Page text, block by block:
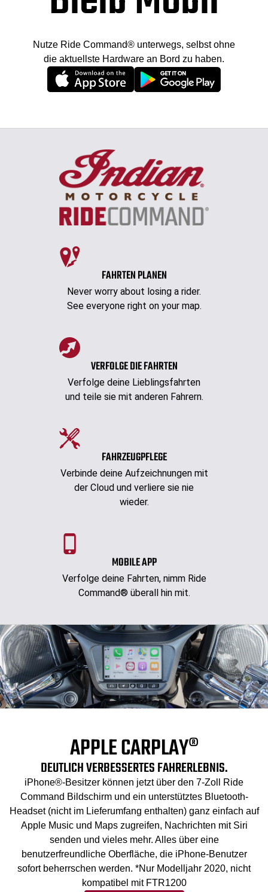
Nutze Ride Command® unterwegs, selbst ohne
die aktuellste Hardware an Bord zu haben.
FAHRTEN PLANEN
Never worry about losing a rider.
See everyone right on your map.
VERFOLGE DIE FAHRTEN
Verfolge deine Lieblingsfahrten
und teile sie mit anderen Fahrern.
FAHRZEUGPFLEGE
Verbinde deine Aufzeichnungen mit
der Cloud und verliere sie nie
wieder.
MOBILE APP
Verfolge deine Fahrten, nimm Ride
Command® überall hin mit.
APPLE CARPLAY®
DEUTLICH VERBESSERTES FAHRERLEBNIS.
iPhone®-Besitzer können jetzt über den 7-Zoll Ride
Command Bildschirm und ein unterstütztes Bluetooth-
Headset (nicht im Lieferumfang enthalten) ganz einfach auf
Apple Music und Maps zugreifen, Nachrichten mit Siri
senden und vieles mehr. Alles über eine
benutzerfreundliche Oberfläche, die iPhone-Benutzer
sofort beherrschen werden. *Nur Modelljahr 2020, nicht
kompatibel mit FTR1200